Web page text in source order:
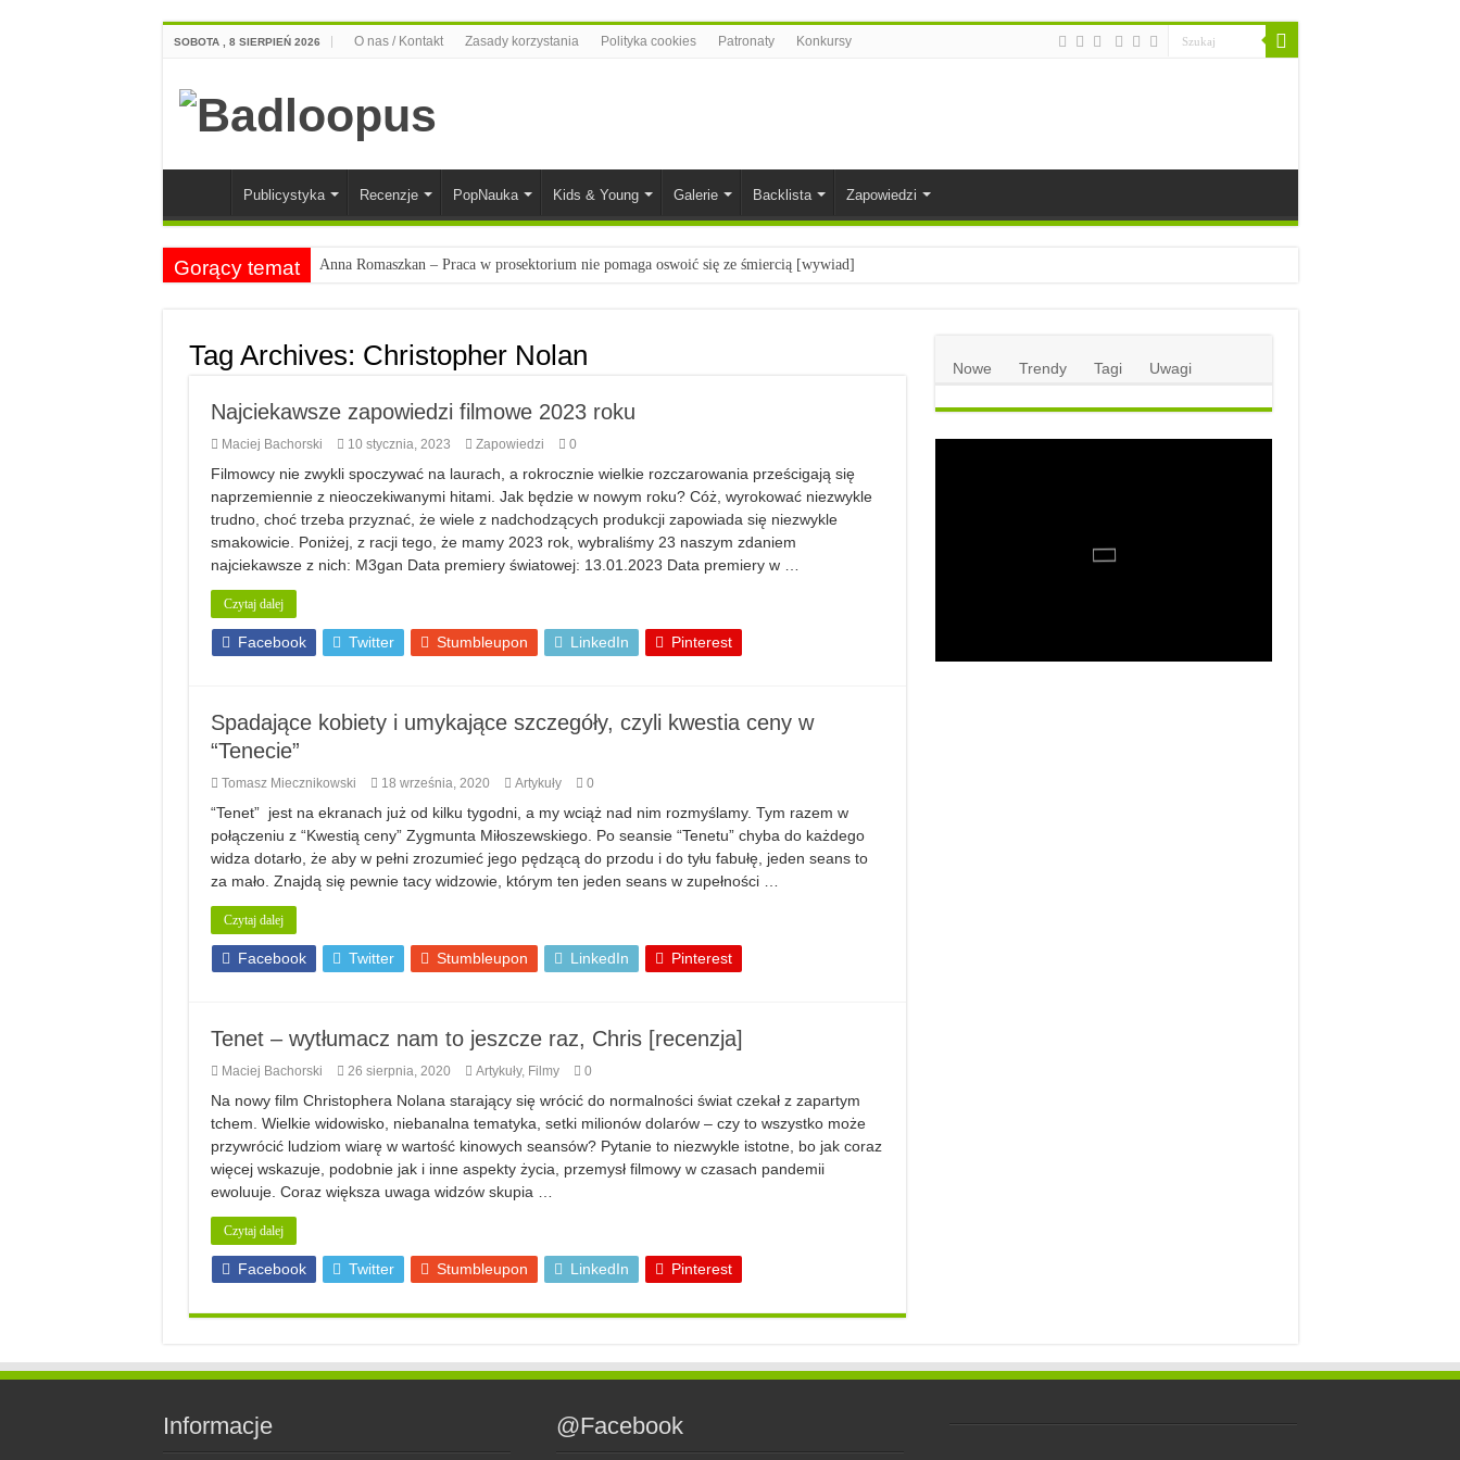
SOBOTA , 8 SIERPIEŃ 2026 O nas / Kontakt Zasady korzystania Polityka cookies Patronaty Konkursy
Publicystyka Recenzje PopNauka Kids & Young Galerie Backlista Zapowiedzi
Gorący temat Anna Romaszkan – Praca w prosektorium nie pomaga oswoić się ze śmiercią [wywiad]
Najciekawsze zapowiedzi komiksowe na 2023 rok
Tag Archives: Christopher Nolan
Najciekawsze zapowiedzi filmowe 2023 roku
Maciej Bachorski 10 stycznia, 2023 Zapowiedzi 0
Filmowcy nie zwykli spoczywać na laurach, a rokrocznie wielkie rozczarowania prześcigają się
naprzemiennie z nieoczekiwanymi hitami. Jak będzie w nowym roku? Cóż, wyrokować niezwykle
trudno, choć trzeba przyznać, że wiele z nadchodzących produkcji zapowiada się niezwykle
smakowicie. Poniżej, z racji tego, że mamy 2023 rok, wybraliśmy 23 naszym zdaniem
najciekawsze z nich: M3gan Data premiery światowej: 13.01.2023 Data premiery w …
Czytaj dalej
Facebook Twitter Stumbleupon LinkedIn Pinterest
Spadające kobiety i umykające szczegóły, czyli kwestia ceny w
“Tenecie”
Tomasz Miecznikowski 18 września, 2020 Artykuły 0
“Tenet” jest na ekranach już od kilku tygodni, a my wciąż nad nim rozmyślamy. Tym razem w
połączeniu z “Kwestią ceny” Zygmunta Miłoszewskiego. Po seansie “Tenetu” chyba do każdego
widza dotarło, że aby w pełni zrozumieć jego pędzącą do przodu i do tyłu fabułę, jeden seans to
za mało. Znajdą się pewnie tacy widzowie, którym ten jeden seans w zupełności …
Czytaj dalej
Facebook Twitter Stumbleupon LinkedIn Pinterest
Tenet – wytłumacz nam to jeszcze raz, Chris [recenzja]
Maciej Bachorski 26 sierpnia, 2020 Artykuły, Filmy 0
Na nowy film Christophera Nolana starający się wrócić do normalności świat czekał z zapartym
tchem. Wielkie widowisko, niebanalna tematyka, setki milionów dolarów – czy to wszystko może
przywrócić ludziom wiarę w wartość kinowych seansów? Pytanie to niezwykle istotne, bo jak coraz
więcej wskazuje, podobnie jak i inne aspekty życia, przemysł filmowy w czasach pandemii
ewoluuje. Coraz większa uwaga widzów skupia …
Czytaj dalej
Facebook Twitter Stumbleupon LinkedIn Pinterest
Nowe Trendy Tagi Uwagi
Informacje @Facebook